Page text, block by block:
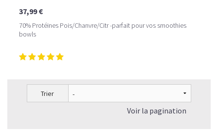
37,99 €
70% Protéines Pois/Chanvre/Citr -parfait pour vos smoothies
bowls
Trier
Voir la pagination